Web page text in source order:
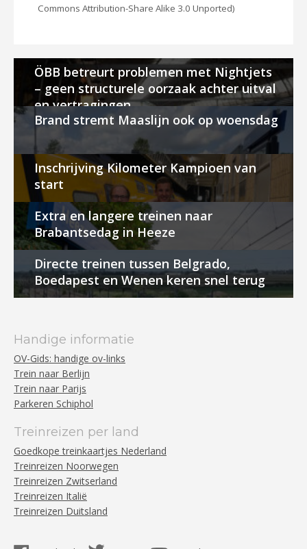
Commons Attribution-Share Alike 3.0 Unported)
ÖBB betreurt problemen met Nightjets
– geen structurele oorzaak achter uitval
en vertragingen
Brand stremt Maaslijn ook op woensdag
Inschrijving Kilometer Kampioen van
start
Extra en langere treinen naar
Brabantsedag in Heeze
Directe treinen tussen Belgrado,
Boedapest en Wenen keren snel terug
Handige informatie
OV-Gids: handige ov-links
Trein naar Berlijn
Trein naar Parijs
Parkeren Schiphol
Treinreizen per land
Goedkope treinkaartjes Nederland
Treinreizen Noorwegen
Treinreizen Zwitserland
Treinreizen Italië
Treinreizen Duitsland